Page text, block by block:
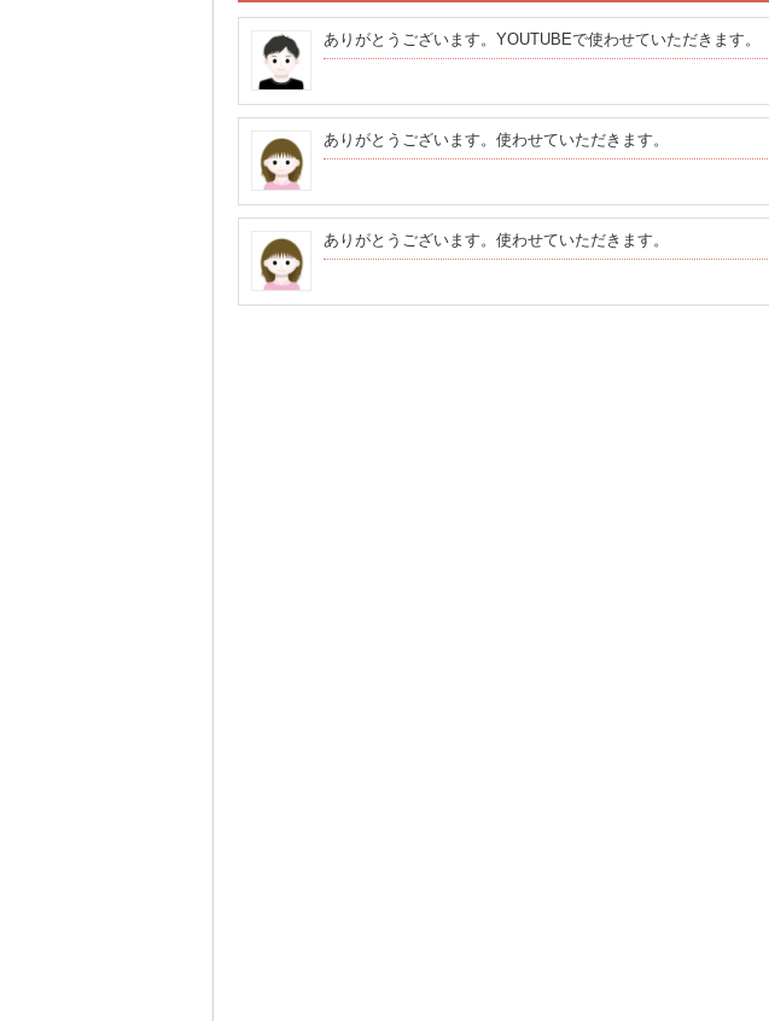
ありがとうございます。YOUTUBEで使わせていただきます。
ありがとうございます。使わせていただきます。
ありがとうございます。使わせていただきます。